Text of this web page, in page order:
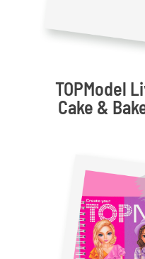
TOPModel
Cake &